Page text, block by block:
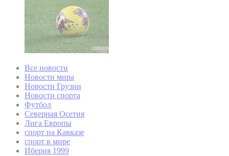
Все новости
Новости мира
Новости Грузии
Новости спорта
Футбол
Северная Осетия
Лига Европы
спорт на Кавказе
спорт в мире
Иберия 1999